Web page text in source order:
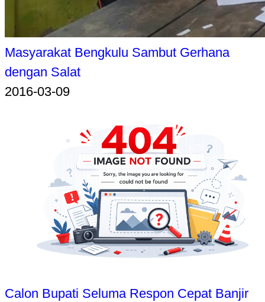
Masyarakat Bengkulu Sambut Gerhana
dengan Salat
2016-03-09
Calon Bupati Seluma Respon Cepat Banjir